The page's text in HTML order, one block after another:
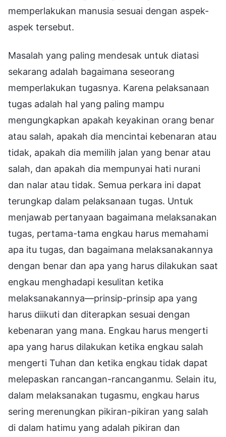
memperlakukan manusia sesuai dengan aspek-
aspek tersebut.
Masalah yang paling mendesak untuk diatasi
sekarang adalah bagaimana seseorang
memperlakukan tugasnya. Karena pelaksanaan
tugas adalah hal yang paling mampu
mengungkapkan apakah keyakinan orang benar
atau salah, apakah dia mencintai kebenaran atau
tidak, apakah dia memilih jalan yang benar atau
salah, dan apakah dia mempunyai hati nurani
dan nalar atau tidak. Semua perkara ini dapat
terungkap dalam pelaksanaan tugas. Untuk
menjawab pertanyaan bagaimana melaksanakan
tugas, pertama-tama engkau harus memahami
apa itu tugas, dan bagaimana melaksanakannya
dengan benar dan apa yang harus dilakukan saat
engkau menghadapi kesulitan ketika
melaksanakannya—prinsip-prinsip apa yang
harus diikuti dan diterapkan sesuai dengan
kebenaran yang mana. Engkau harus mengerti
apa yang harus dilakukan ketika engkau salah
mengerti Tuhan dan ketika engkau tidak dapat
melepaskan rancangan-rancanganmu. Selain itu,
dalam melaksanakan tugasmu, engkau harus
sering merenungkan pikiran-pikiran yang salah
di dalam hatimu yang adalah pikiran dan